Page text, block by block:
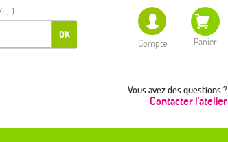
OK
Compte Panier
Vous avez des questions ?
Contacter l'atelier